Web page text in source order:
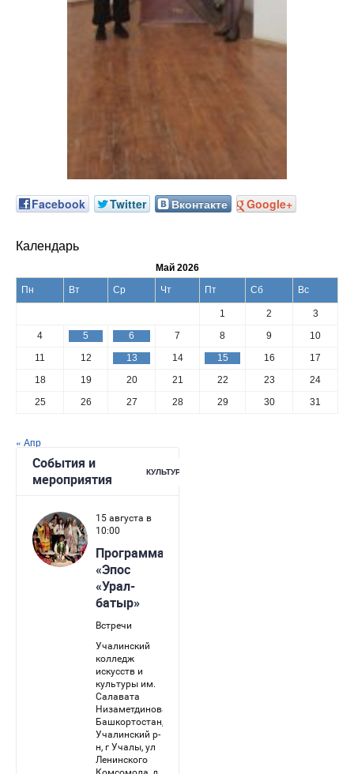
Facebook Twitter Вконтакте Google+
Календарь
Май 2026
Пн
Вт Ср Чт Пт Сб Вс
1 2
3
4
5 6 7 8 9
10
11
12 13 14 15 16
17
18
19 20 21 22 23
24
25
26 27 28 29 30 31
« Апр